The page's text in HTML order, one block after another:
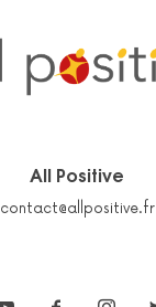
All Positive
contact@allpositive.fr